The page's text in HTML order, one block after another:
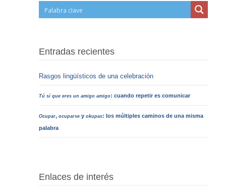
Entradas recientes
Rasgos lingüísticos de una celebración
Tú sí que eres un amigo amigo: cuando repetir es comunicar
Ocupar,ocuparse yokupas: los múltiples caminos de una misma
palabra
Enlaces de interés